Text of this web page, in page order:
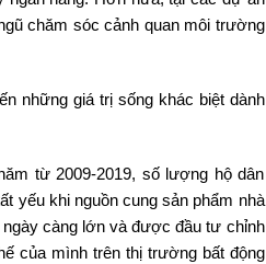
chăm sóc cảnh quan môi trường
những giá trị sống khác biệt dành
từ 2009-2019, số lượng hộ dân
yếu khi nguồn cung sản phẩm nhà
càng lớn và được đầu tư chỉnh
của mình trên thị trường bất động